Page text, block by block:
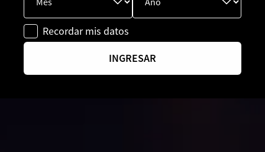
Recordar mis datos
INGRESAR